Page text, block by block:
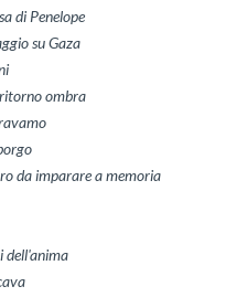
di Penelope
su Gaza
ombra
da imparare a memoria
dell'anima